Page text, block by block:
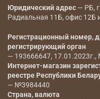
Юридический адрес — РБ,
Радиальная 11Б, офис 12Б
Регистрационный номер,
регистрирующий орган
— 193666647,
Интернет-магазин
реестре Республики
— №3984440
Страна, валюта